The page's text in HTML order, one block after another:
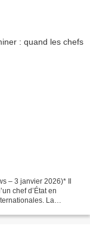
– 3 janvier 2026)* Il
chef d’État en
La